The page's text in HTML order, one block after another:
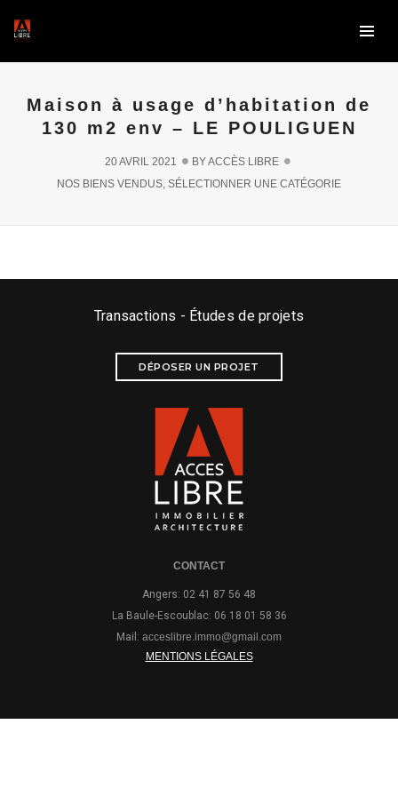
Maison à usage d’habitation de
130 m2 env – LE POULIGUEN
20 AVRIL 2021 BYACCÈS LIBRE
NOS BIENS VENDUS, SÉLECTIONNER UNE CATÉGORIE
Transactions - Études de projets
DÉPOSER UN PROJET
CONTACT
Angers: 02 41 87 56 48
La Baule-Escoublac: 06 18 01 58 36
Mail: acceslibre.immo@gmail.com
MENTIONS LÉGALES